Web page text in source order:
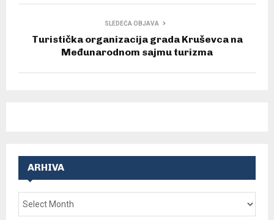
SLEDEĆA OBJAVA
Turistička organizacija grada Kruševca na
Međunarodnom sajmu turizma
ARHIVA